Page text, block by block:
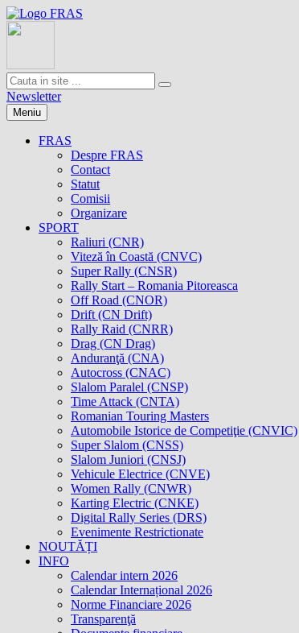
Newsletter
Meniu
FRAS
Despre FRAS
Contact
Statut
Comisii
Organizare
SPORT
Raliuri (CNR)
Viteză în Coastă (CNVC)
Super Rally (CNSR)
Rally Start – Romania Pitoreasca
Off Road (CNOR)
Drift (CN Drift)
Rally Raid (CNRR)
Drag (CN Drag)
Anduranţă (CNA)
Autocross (CNAC)
Slalom Paralel (CNSP)
Time Attack (CNTA)
Romanian Touring Masters
Automobile Istorice de Competiţie (CNVIC)
Super Slalom (CNSS)
Slalom Juniori (CNSJ)
Vehicule Electrice (CNVE)
Women Rally (CNWR)
Karting Electric (CNKE)
Digital Rally Series (DRS)
Evenimente Restrictionate
NOUTĂȚI
INFO
Calendar intern 2026
Calendar Internațional 2026
Norme Financiare 2026
Transparenţă